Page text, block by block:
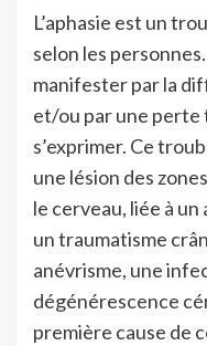
L’aphasie est un
selon les
manifester par la
et/ou par une perte
s’exprimer. Ce
une lésion des
le cerveau, liée à
un traumatisme
anévrisme, une
dégénérescence
première cause de